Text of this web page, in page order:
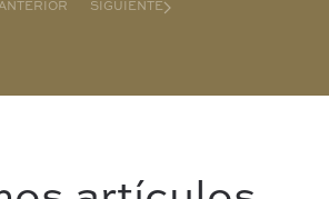
SIGUIENTE